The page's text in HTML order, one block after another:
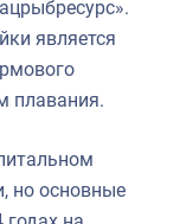
является
плавания.
но основные